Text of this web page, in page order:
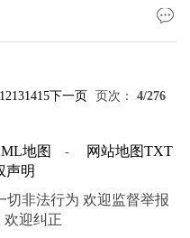
12131415下一页 页次： 4/276
地图 - 网站地图TXT
声明
切非法行为 欢迎监督举报
欢迎纠正